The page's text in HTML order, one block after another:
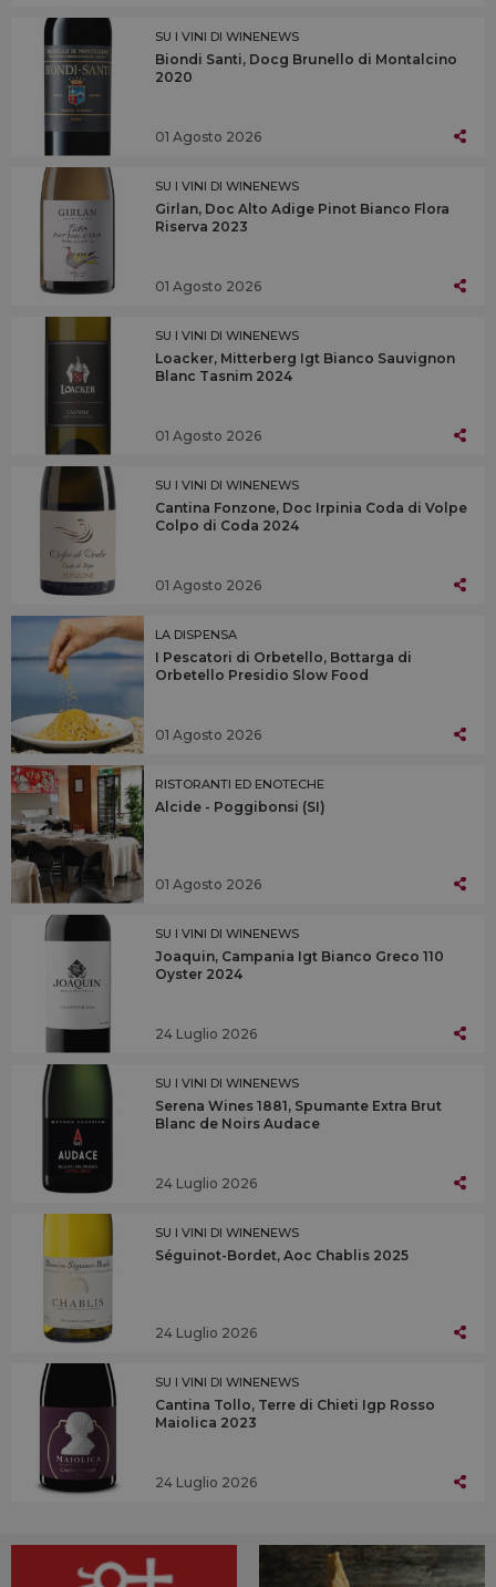
SU I VINI DI WINENEWS
Biondi Santi, Docg Brunello di Montalcino
2020
01 Agosto 2026
SU I VINI DI WINENEWS
Girlan, Doc Alto Adige Pinot Bianco Flora
Riserva 2023
01 Agosto 2026
SU I VINI DI WINENEWS
Loacker, Mitterberg Igt Bianco Sauvignon
Blanc Tasnim 2024
01 Agosto 2026
SU I VINI DI WINENEWS
Cantina Fonzone, Doc Irpinia Coda di Volpe
Colpo di Coda 2024
01 Agosto 2026
LA DISPENSA
I Pescatori di Orbetello, Bottarga di
Orbetello Presidio Slow Food
01 Agosto 2026
RISTORANTI ED ENOTECHE
Alcide - Poggibonsi (SI)
01 Agosto 2026
SU I VINI DI WINENEWS
Joaquin, Campania Igt Bianco Greco 110
Oyster 2024
24 Luglio 2026
SU I VINI DI WINENEWS
Serena Wines 1881, Spumante Extra Brut
Blanc de Noirs Audace
24 Luglio 2026
SU I VINI DI WINENEWS
Séguinot-Bordet, Aoc Chablis 2025
24 Luglio 2026
SU I VINI DI WINENEWS
Cantina Tollo, Terre di Chieti Igp Rosso
Maiolica 2023
24 Luglio 2026